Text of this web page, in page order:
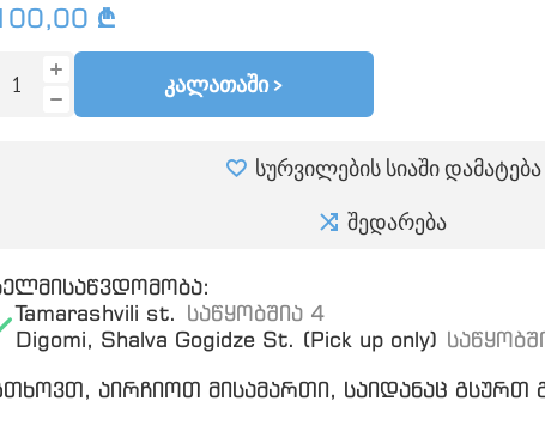
₾
ᲙᲐᲚᲐᲗᲐᲨᲘ >
სურვილების სიაში დამატება
შედარება
Tamarashvili st. საწყობშია 4
Digomi, Shalva Gogidze St. (Pick up only)
აირჩიოთ მისამართი, საიდანაც გსურთ